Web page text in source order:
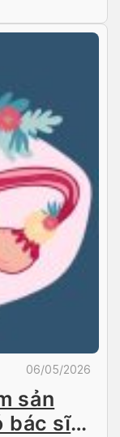
06/05/2026
sản
bác sĩ